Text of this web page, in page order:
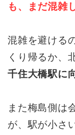
も、まだ混雑
混雑を避ける
くり帰るか、
千住大橋駅に
また梅島側は
が、駅が小さ